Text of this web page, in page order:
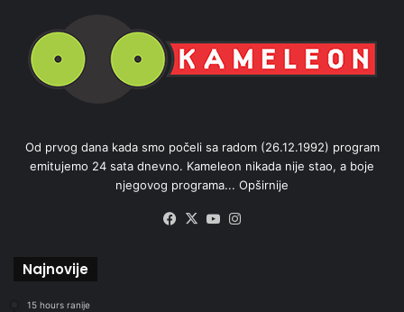
Od prvog dana kada smo počeli sa radom (26.12.1992) program
emitujemo 24 sata dnevno. Kameleon nikada nije stao, a boje
njegovog programa... Opširnije
Facebook
X YouTube
Najnovije
15 hours ranije